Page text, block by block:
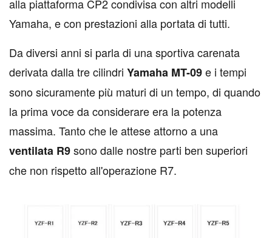
alla piattaforma CP2 condivisa con altri modelli
Yamaha, e con prestazioni alla portata di tutti.
Da diversi anni si parla di una sportiva carenata
derivata dalla tre cilindri Yamaha MT-09e i tempi
sono sicuramente più maturi di un tempo, di quando
la prima voce da considerare era la potenza
massima. Tanto che le attese attorno a una
ventilata R9sono dalle nostre parti ben superiori
che non rispetto all'operazione R7.